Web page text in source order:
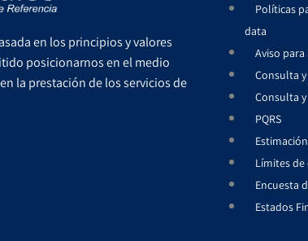
en los principios y valores
posicionarnos en el medio
la prestación de los servicios de
Políticas
data
Aviso
Consulta
Consulta
PQRS
Límites de
Encuesta
Estados